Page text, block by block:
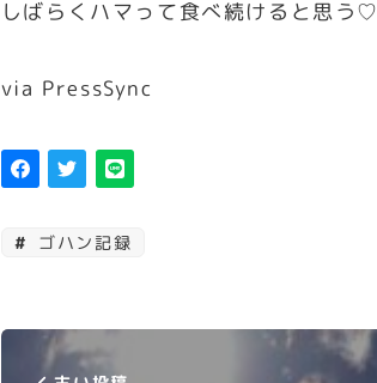
しばらくハマって食べ続けると思う♡
via PressSync
ゴハン記録